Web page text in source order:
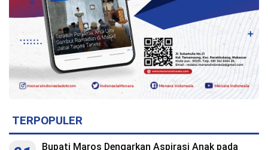
TERPOPULER
Bupati Maros Dengarkan Aspirasi Anak pada